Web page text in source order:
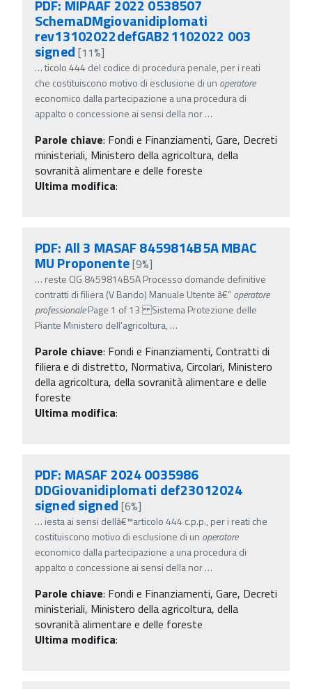
PDF: MIPAAF 2022 0538507
SchemaDMgiovanidiplomati
rev13102022defGAB21102022 003
signed [11%]
…ticolo 444 del codice di procedura penale, per i reati
che costituiscono motivo di esclusione di un operatore
economico dalla partecipazione a una procedura di
appalto o concessione ai sensi della nor…
Parole chiave: Fondi e Finanziamenti, Gare, Decreti
ministeriali, Ministero della agricoltura, della
sovranità alimentare e delle foreste
Ultima modifica:
PDF: All 3 MASAF 8459814B5A MBAC
MU Proponente[9%]
… reste CIG 8459814B5A Processo domande definitive
contratti di filiera (V Bando) Manuale Utente â€“operatore
professionalePage 1 of 13 Sistema Protezione delle
Piante Ministero dell'agricoltura, …
Parole chiave: Fondi e Finanziamenti, Contratti di
filiera e di distretto, Normativa, Circolari, Ministero
della agricoltura, della sovranità alimentare e delle
foreste
Ultima modifica:
PDF: MASAF 2024 0035986
DDGiovanidiplomati def23012024
signed signed [6%]
… iesta ai sensi dellâ€™articolo 444 c.p.p., per i reati che
costituiscono motivo di esclusione di un operatore
economico dalla partecipazione a una procedura di
appalto o concessione ai sensi della nor…
Parole chiave: Fondi e Finanziamenti, Gare, Decreti
ministeriali, Ministero della agricoltura, della
sovranità alimentare e delle foreste
Ultima modifica: